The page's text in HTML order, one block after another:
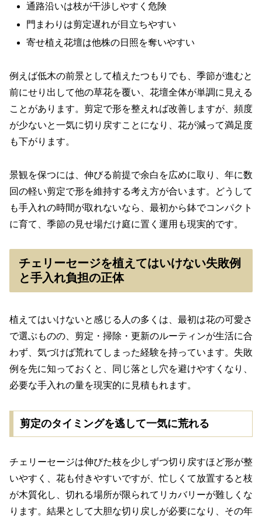
通路沿いは枝が干渉しやすく危険
門まわりは剪定遅れが目立ちやすい
寄せ植え花壇は他株の日照を奪いやすい
例えば低木の前景として植えたつもりでも、季節が進むと
前にせり出して他の草花を覆い、花壇全体が単調に見える
ことがあります。剪定で形を整えれば改善しますが、頻度
が少ないと一気に切り戻すことになり、花が減って満足度
も下がります。
景観を保つには、伸びる前提で余白を広めに取り、年に数
回の軽い剪定で形を維持する考え方が合います。どうして
も手入れの時間が取れないなら、最初から鉢でコンパクト
に育て、季節の見せ場だけ庭に置く運用も現実的です。
チェリーセージを植えてはいけない失敗例
と手入れ負担の正体
植えてはいけないと感じる人の多くは、最初は花の可愛さ
で選ぶものの、剪定・掃除・更新のルーティンが生活に合
わず、気づけば荒れてしまった経験を持っています。失敗
例を先に知っておくと、同じ落とし穴を避けやすくなり、
必要な手入れの量を現実的に見積もれます。
剪定のタイミングを逃して一気に荒れる
チェリーセージは伸びた枝を少しずつ切り戻すほど形が整
いやすく、花も付きやすいですが、忙しくて放置すると枝
が木質化し、切れる場所が限られてリカバリーが難しくな
ります。結果として大胆な切り戻しが必要になり、その年